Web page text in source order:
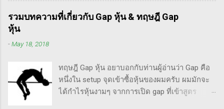
ราคาหุ้นร่วงทำให้เขาต้องขาดทุนไปแค่ 10% เอง
แต่ trader ทนไม่ได้แล้ว ต้องทำอะไรสักอย่าง
แรกซื้อหุ้น เพราะต้องการเล่นแบบเทรดเดิ้ง คือ
ซื้อมาขายไปในกรอบเวลาหนึ...
เขียนร่วมกับ Dr.Chris Kacher อีกเล่มก็คือ In The
Trading Cockpit with the O'Neil Disciples:
Money Selling Stocks Short อีกด้วย ผมเองก็เคย
แปลงานของแกแบบมั่วๆ หลายเรื่องด้วยกันนะ
อาทิ - Voodoo - ทรงหุ้นซิ่ง ราคาย่อ วอลุ่มหาย -
รวมบทความที่เกี่ยวกับ Gap หุ้น & ทฤษฎี Gap
หุ้น
-May 18, 2018
ทฤษฎี Gap หุ้น อยาบอกกับท่านผู้อ่านว่า Gap คือ
หนึ่งใน setup จุดเข้าซื้อหุ้นของผมครับ ผมมักจะ
ได้กำไรหุ้นงามๆ จากการเปิด gap ที่เข้าสูตร